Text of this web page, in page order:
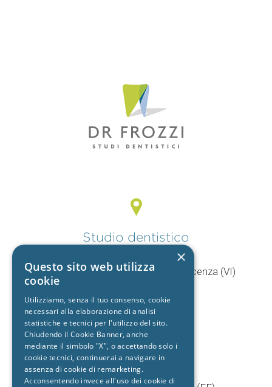
Studio dentistico
V.le Mercato Nuovo, 44/F 36100 Vicenza (VI)
+39 392 9402704
Studio dentistico
Cento
×
Questo sito web utilizza
cookie
Utilizziamo, senza il tuo consenso, cookie
necessari alla elaborazione di analisi
statistiche e tecnici per l'utilizzo del sito.
Chiudendo il Cookie Banner, anche
mediante il simbolo "X", o accettando solo i
cookie tecnici, continuerai a navigare in
assenza di cookie di remarketing.
Acconsentendo invece all'uso dei cookie di